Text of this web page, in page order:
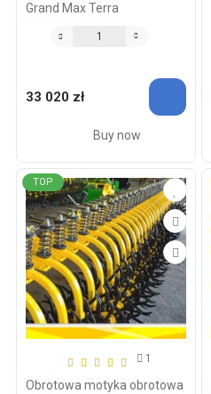
Grand Max Terra
33 020 zł
Buy now
1
Obrotowa motyka obrotowa
TOP